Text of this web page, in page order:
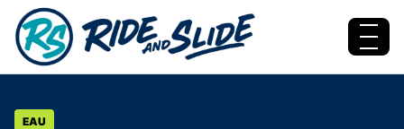
Aller au contenu
Menu
EAU